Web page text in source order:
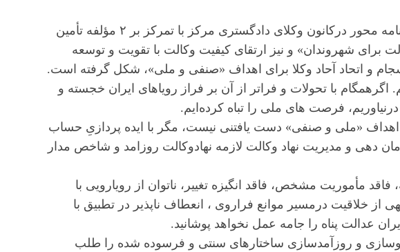
بر این مبنا، تفکر راهبردی و رویکرد برنامه محور درکانون وکلای دادگستری مرکز با تمرکز بر ۲ مؤلفه تأمین
شهروندان» و نیز ارتقای کیفیت وکالت با تقویت و توسعه
و اتحاد آحاد وکلا برای اهداف «صنفی و ملی»، شکل گرفته است.
اگرهمگام با تحولات و فراتر از آن بر فراز رویاهای ایران خجسته و
فرصت های ملی را تباه کرده‌ایم.
اهداف «ملی و صنفی» دست یافتنی نیست، مگر با ایده پردازیِ حساب
دهی و مدیریت نهاد وکالت لازمه نهادوکالت روزامد و شاخص مدار
مأموریت مشخص، فاقد انگیزه تغییر، ناتوان از رویارویی با
خلاقیت درمسیر موانع فراروی ، انعطاف ناپذیر در تطبیق با
عدالت پناه را جامه عمل نخواهد پوشانید.
و روزآمدسازی ساختارهای سنتی و فرسوده شده را طلب